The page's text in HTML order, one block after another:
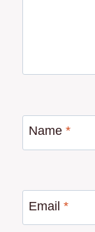
Name *
Email *